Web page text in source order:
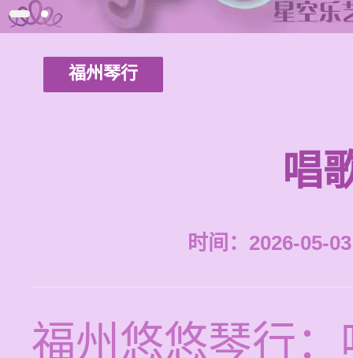
福州琴行
唱
时间：2026-05-
福州悠悠琴行